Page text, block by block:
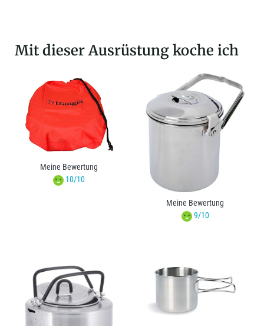
Mit dieser Ausrüstung koche ich
Meine Bewertung
10/10
Meine Bewertung
9/10